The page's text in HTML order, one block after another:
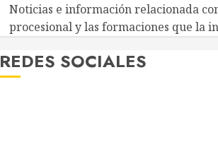
Noticias e información relacionada
procesional y las formaciones que la
REDES SOCIALES